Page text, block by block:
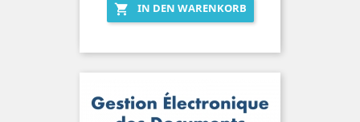
 IN DEN WARENKORB